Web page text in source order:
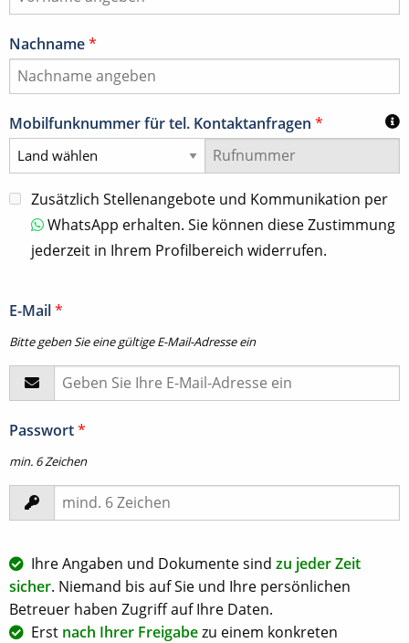
Nachname*
Mobilfunknummer für tel. Kontaktanfragen *
Zusätzlich Stellenangebote und Kommunikation per
WhatsApp erhalten. Sie können diese Zustimmung
jederzeit in Ihrem Profilbereich widerrufen.
E-Mail*
Bitte geben Sie eine gültige E-Mail-Adresse ein
Passwort*
min. 6 Zeichen
Ihre Angaben und Dokumente sind zu jeder Zeit
sicher. Niemand bis auf Sie und Ihre persönlichen
Betreuer haben Zugriff auf Ihre Daten.
Erst nach Ihrer Freigabezu einem konkreten